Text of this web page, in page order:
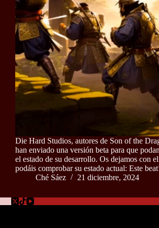
Die Hard Studios, autores de Son of the
han enviado una versión beta para que
el estado de su desarrollo. Os dejamos con
podáis comprobar su estado actual: Este
Ché Sáez
21 diciembre, 2024